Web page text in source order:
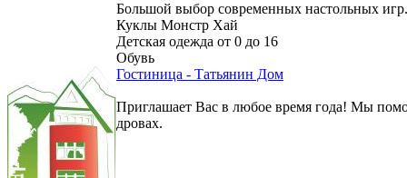
Большой выбор современных настольных игр.
Куклы Монстр Хай
Детская одежда от 0 до 16
Обувь
Гостиница - Татьянин Дом
Приглашает Вас в любое время года! Мы
дровах.